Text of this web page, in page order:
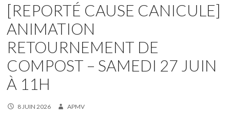
[REPORTÉ CAUSE CANICULE]
ANIMATION
RETOURNEMENT DE
COMPOST – SAMEDI 27 JUIN
À 11H
8 JUIN 2026 APMV